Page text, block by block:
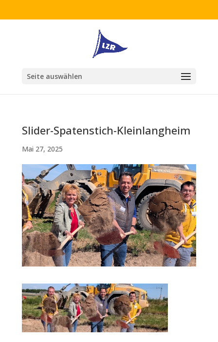
Seite auswählen
Slider-Spatenstich-Kleinlangheim
Mai 27, 2025